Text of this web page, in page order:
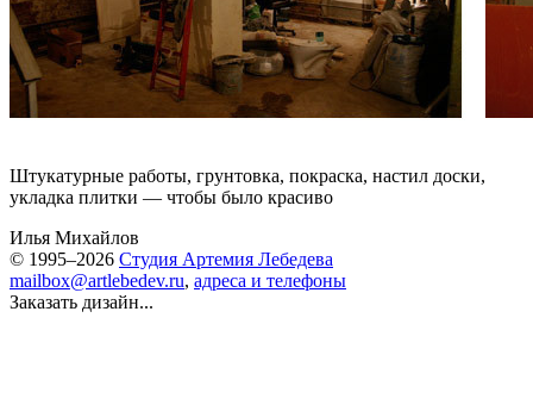
Штукатурные работы, грунтовка, покраска, настил доски,
укладка плитки — чтобы было красиво
Илья Михайлов
© 1995–2026 Студия Артемия Лебедева
mailbox@artlebedev.ru, адреса и телефоны
Заказать дизайн...